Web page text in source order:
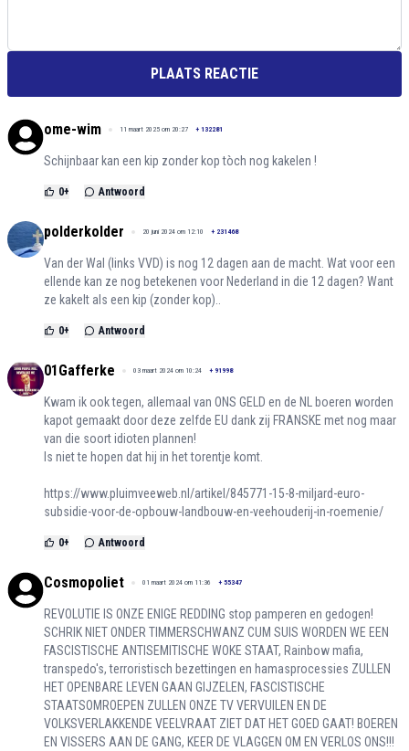
PLAATS REACTIE
ome-wim 11 maart 2025 om 20:27 + 132281
Schijnbaar kan een kip zonder kop tòch nog kakelen !
0+ Antwoord
polderkolder 20 juni 2024 om 12:10 + 231468
Van der Wal (links VVD) is nog 12 dagen aan de macht. Wat voor een
ellende kan ze nog betekenen voor Nederland in die 12 dagen? Want
ze kakelt als een kip (zonder kop)..
0+ Antwoord
01Gafferke 03 maart 2024 om 10:24 + 91998
Kwam ik ook tegen, allemaal van ONS GELD en de NL boeren worden
kapot gemaakt door deze zelfde EU dank zij FRANSKE met nog maar
van die soort idioten plannen!
Is niet te hopen dat hij in het torentje komt.
https://www.pluimveeweb.nl/artikel/845771-15-8-miljard-euro-
subsidie-voor-de-opbouw-landbouw-en-veehouderij-in-roemenie/
0+ Antwoord
Cosmopoliet 01 maart 2024 om 11:36 + 55347
REVOLUTIE IS ONZE ENIGE REDDING stop pamperen en gedogen!
SCHRIK NIET ONDER TIMMERSCHWANZ CUM SUIS WORDEN WE EEN
FASCISTISCHE ANTISEMITISCHE WOKE STAAT, Rainbow mafia,
transpedo's, terroristisch bezettingen en hamasprocessies ZULLEN
HET OPENBARE LEVEN GAAN GIJZELEN, FASCISTISCHE
STAATSOMROEPEN ZULLEN ONZE TV VERVUILEN EN DE
VOLKSVERLAKKENDE VEELVRAAT ZIET DAT HET GOED GAAT! BOEREN
EN VISSERS AAN DE GANG, KEER DE VLAGGEN OM EN VERLOS ONS!!!